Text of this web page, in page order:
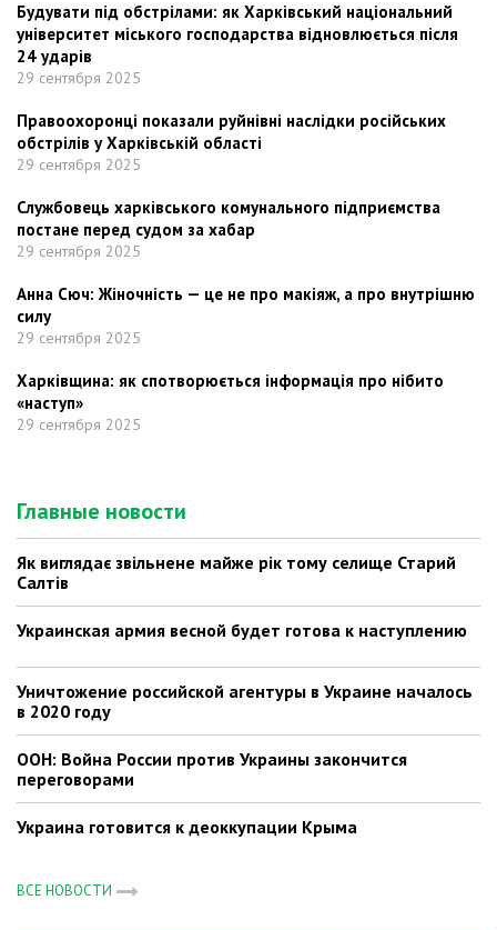
Будувати під обстрілами: як Харківський національний
університет міського господарства відновлюється після
24 ударів
29 сентября 2025
Правоохоронці показали руйнівні наслідки російських
обстрілів у Харківській області
29 сентября 2025
Службовець харківського комунального підприємства
постане перед судом за хабар
29 сентября 2025
Анна Сюч: Жіночність — це не про макіяж, а про внутрішню
силу
29 сентября 2025
Харківщина: як спотворюється інформація про нібито
«наступ»
29 сентября 2025
Главные новости
Як виглядає звільнене майже рік тому селище Старий
Салтів
Украинская армия весной будет готова к наступлению
Уничтожение российской агентуры в Украине началось
в 2020 году
ООН: Война России против Украины закончится
переговорами
Украина готовится к деоккупации Крыма
ВСЕ НОВОСТИ